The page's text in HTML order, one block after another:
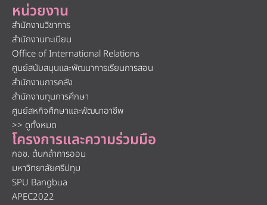
หน่วยงาน
สำนักงานวิชาการ
สำนักงานทะเบียน
Office of International Relations
ศูนย์สนับสนุนและพัฒนาการเรียนการสอน
สำนักงานการคลัง
สำนักงานทุนการศึกษา
ศูนย์สหกิจศึกษาและพัฒนาอาชีพ
>> ดูทั้งหมด
โครงการและความร่วมมือ
กอช. ต้นกล้าการออม
มหาวิทยาลัยศรีปทุม
SPU Bangbua
APEC2022